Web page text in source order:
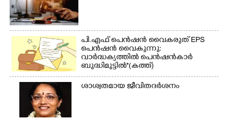
പി.എഫ് പെൻഷൻ വൈകരുത് EPS
പെൻഷൻ വൈകുന്നു:
വാർദ്ധക്യത്തിൽ പെൻഷൻകാർ
ബുദ്ധിമുട്ടിൽ*(കത്ത്)
ശാശ്വതമായ ജീവിതദർശനം